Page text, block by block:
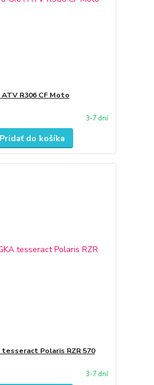
R306 CF Moto
3-7 dní
Pridať do košíka
tesseract Polaris RZR 570
3-7 dní